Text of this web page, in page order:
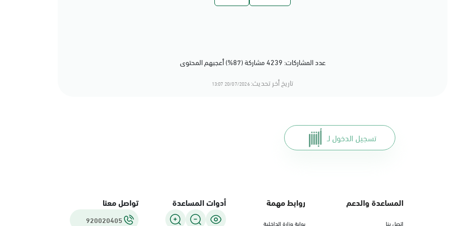
عدد المشاركات: 4239 مشاركة (87%) أعجبهم المحتوى
تاريخ أخر تحديث:20/07/2026 13:07
تسجيل الدخول لـ
المساعدة والدعم
اتصل بنا
روابط مهمة
بوابة وزارة الداخلية
أدوات المساعدة تواصل معنا
920020405